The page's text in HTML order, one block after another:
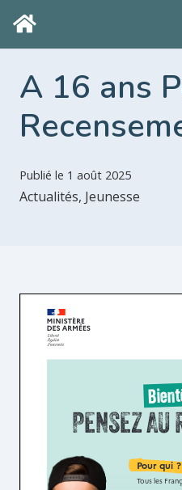
A 16 ans
Publié le 1 août 2025
Actualités, Jeunesse